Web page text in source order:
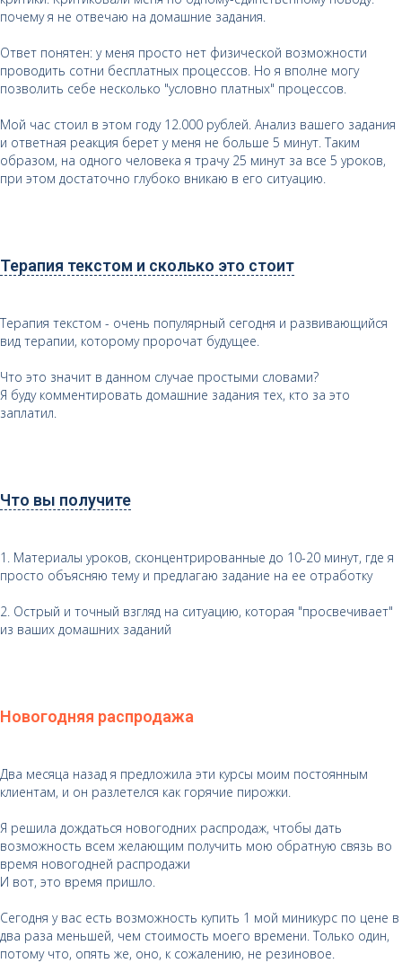
почему я не отвечаю на домашние задания.
Ответ понятен: у меня просто нет физической возможности
проводить сотни бесплатных процессов. Но я вполне могу
позволить себе несколько "условно платных" процессов.
Мой час стоил в этом году 12.000 рублей. Анализ вашего задания
и ответная реакция берет у меня не больше 5 минут. Таким
образом, на одного человека я трачу 25 минут за все 5 уроков,
при этом достаточно глубоко вникаю в его ситуацию.
Терапия текстом и сколько это стоит
Терапия текстом - очень популярный сегодня и развивающийся
вид терапии, которому пророчат будущее.
Что это значит в данном случае простыми словами?
Я буду комментировать домашние задания тех, кто за это
заплатил.
Что вы получите
1. Материалы уроков, сконцентрированные до 10-20 минут, где я
просто объясняю тему и предлагаю задание на ее отработку
2. Острый и точный взгляд на ситуацию, которая "просвечивает"
из ваших домашних заданий
Новогодняя распродажа
Два месяца назад я предложила эти курсы моим постоянным
клиентам, и он разлетелся как горячие пирожки.
Я решила дождаться новогодних распродаж, чтобы дать
возможность всем желающим получить мою обратную связь во
время новогодней распродажи
И вот, это время пришло.
Сегодня у вас есть возможность купить 1 мой миникурс по цене в
два раза меньшей, чем стоимость моего времени. Только один,
потому что, опять же, оно, к сожалению, не резиновое.